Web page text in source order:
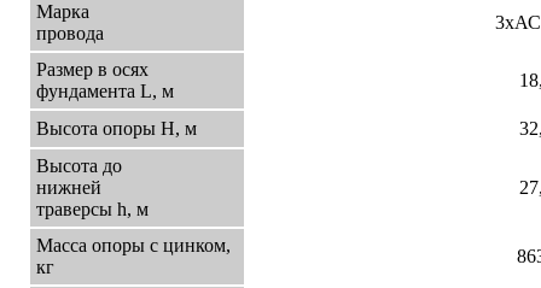
Марка
провода
Размер в осях
фундамента L, м
Высота опоры Н, м
Высота до
нижней
траверсы h, м
Масса опоры с цинком,
кг